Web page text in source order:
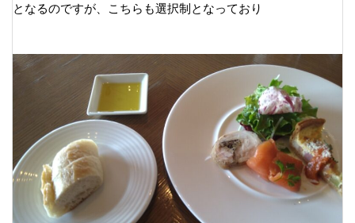
となるのですが、こちらも選択制となっており